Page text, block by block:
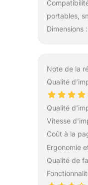
portables,
Dimensions
Note de la
Qualité
Qualité
Vitesse
Coût à la
Ergonomie
Qualité de